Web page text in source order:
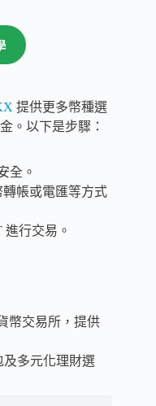
提供更多幣種選
。以下是步驟：
全。
帳或電匯等方式
行交易。
幣交易所，提供
及多元化理財選